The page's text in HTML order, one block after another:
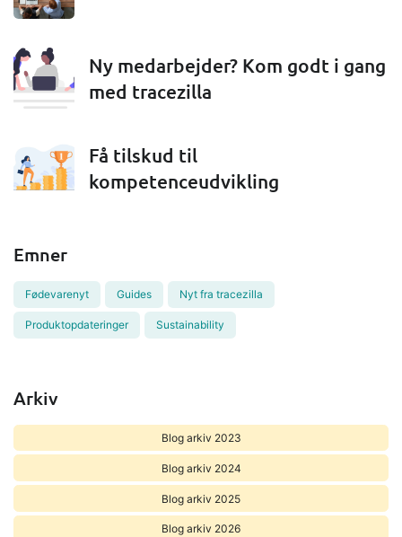
Ny medarbejder? Kom godt i gang
med tracezilla
Få tilskud til
kompetenceudvikling
Emner
Fødevarenyt Guides Nyt fra tracezilla
Produktopdateringer Sustainability
Arkiv
Blog arkiv 2023
Blog arkiv 2024
Blog arkiv 2025
Blog arkiv 2026